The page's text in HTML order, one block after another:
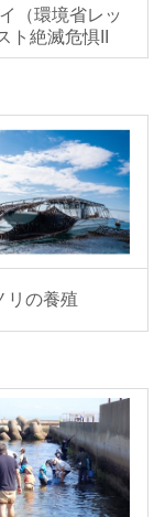
（環境省レッ
ト絶滅危惧II
リの養殖